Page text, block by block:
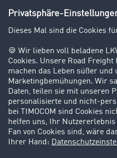
Unternehmen
Kunden werben Kunden
Success Stories
Karriere
Support
Kontakt